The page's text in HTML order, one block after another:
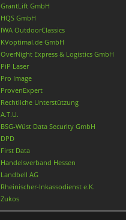
GrantLift GmbH
HQS GmbH
IWA OutdoorClassics
KVoptimal.de GmbH
OverNight Express & Logistics GmbH
PiP Laser
Pro Image
ProvenExpert
Rechtliche Unterstützung
A.T.U.
BSG-Wüst Data Security GmbH
DPD
First Data
Handelsverband Hessen
Landbell AG
Rheinischer-Inkassodienst e.K.
Zukos